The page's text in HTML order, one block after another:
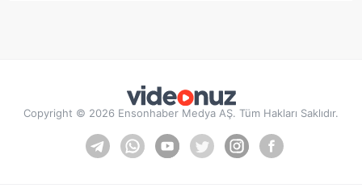
Copyright © 2026 Ensonhaber Medya AŞ. Tüm Hakları Saklıdır.